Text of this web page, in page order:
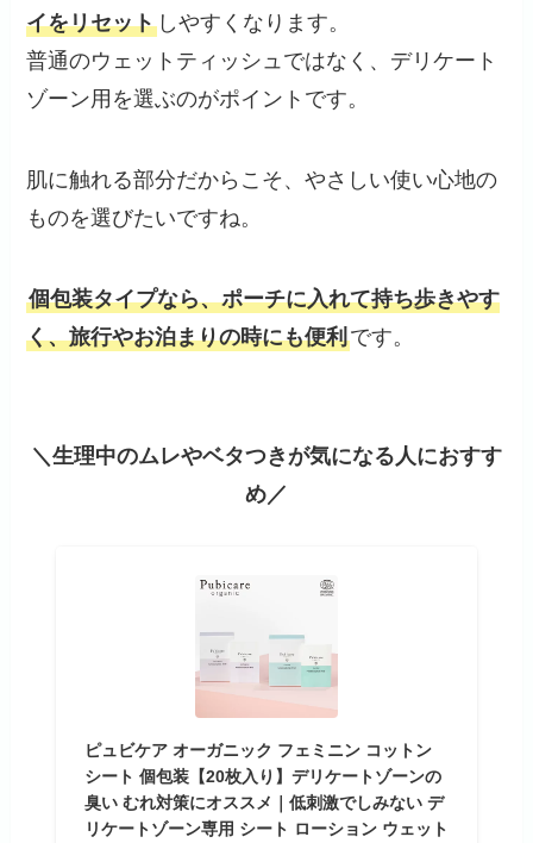
イをリセット しやすくなります。
普通のウェットティッシュではなく、デリケート
ゾーン用を選ぶのがポイントです。
肌に触れる部分だからこそ、やさしい使い心地の
ものを選びたいですね。
個包装タイプなら、ポーチに入れて持ち歩きやす
く、旅行やお泊まりの時にも便利です。
＼生理中のムレやベタつきが気になる人におすす
め／
ピュビケア オーガニック フェミニン コットン
シート 個包装【20枚入り】デリケートゾーンの
臭い むれ対策にオススメ｜低刺激でしみない デ
リケートゾーン専用 シート ローション ウェット